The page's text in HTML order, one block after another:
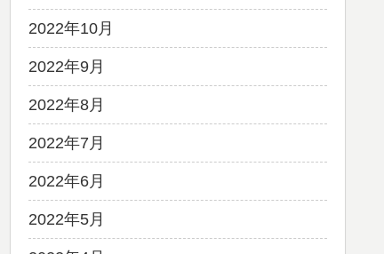
2022年10月
2022年9月
2022年8月
2022年7月
2022年6月
2022年5月